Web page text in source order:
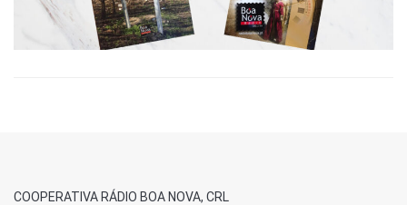
COOPERATIVA RÁDIO BOA NOVA, CRL